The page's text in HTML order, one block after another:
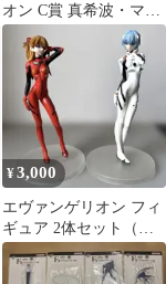
オン C賞 真希波・マ
リ・イラストリアス フ
ィギュア
¥3,000
エヴァンゲリオン フィ
ギュア 2体セット（ア
スカ ／ 綾波レイ